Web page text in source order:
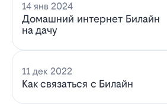
14 янв 2024
Домашний интернет Билайн
на дачу
11 дек 2022
Как связаться с Билайн